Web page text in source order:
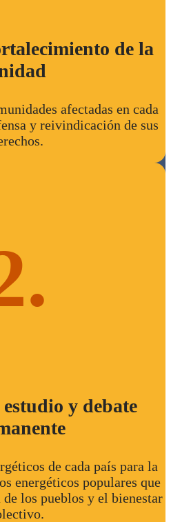
de la
afectadas en cada
y reivindicación de sus
y debate
de cada país para la
energéticos populares que
los pueblos y el bienestar